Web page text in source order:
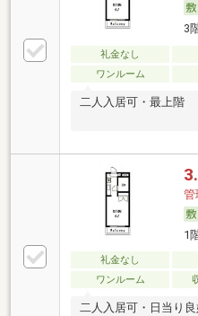
3
礼金なし
ワンルーム
二人入居可・最上階
管
1
礼金なし
ワンルーム
二人入居可・日当り